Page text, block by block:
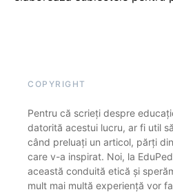
COPYRIGHT
Pentru că scrieți despre
datorită acestui lucru, ar fi util
când preluați un articol, părți
care v-a inspirat. Noi, la
această conduită etică și
mult mai multă experiență vor